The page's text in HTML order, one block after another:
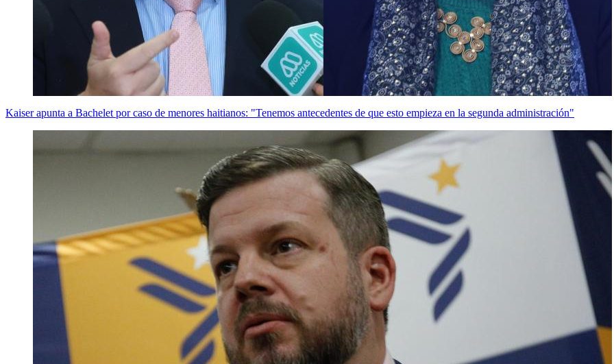
Kaiser apunta a Bachelet por caso de menores haitianos: "Tenemos antecedentes de que esto empieza en la segunda administración"